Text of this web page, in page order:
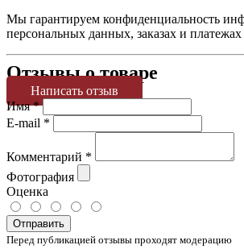
Мы гарантируем конфиденциальность
персональных данных, заказах и
Отзывы о товаре
Написать отзыв
Имя*
E-mail *
Комментарий *
Фотография
Оценка
Отправить
Перед публикацией отзывы проходят модерацию